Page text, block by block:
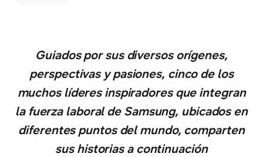
Guiados por sus diversos orígenes,
perspectivas y pasiones, cinco de los
muchos líderes inspiradores que integran
la fuerza laboral de Samsung, ubicados en
diferentes puntos del mundo, comparten
sus historias a continuación